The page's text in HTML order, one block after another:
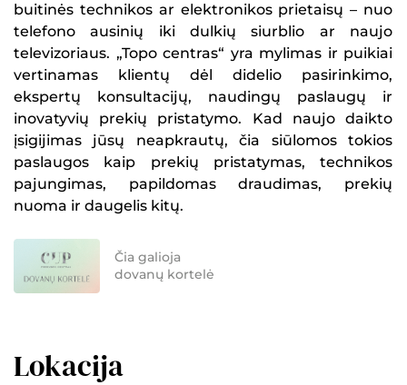
buitinės technikos ar elektronikos prietaisų – nuo
telefono ausinių iki dulkių siurblio ar naujo
televizoriaus. „Topo centras“ yra mylimas ir puikiai
vertinamas klientų dėl didelio pasirinkimo,
ekspertų konsultacijų, naudingų paslaugų ir
inovatyvių prekių pristatymo. Kad naujo daikto
įsigijimas jūsų neapkrautų, čia siūlomos tokios
paslaugos kaip prekių pristatymas, technikos
pajungimas, papildomas draudimas, prekių
nuoma ir daugelis kitų.
Čia galioja
dovanų kortelė
Lokacija